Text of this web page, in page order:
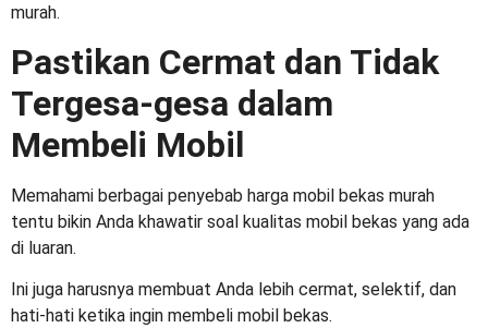
murah.
Pastikan Cermat dan Tidak
Tergesa-gesa dalam
Membeli Mobil
Memahami berbagai penyebab harga mobil bekas murah
tentu bikin Anda khawatir soal kualitas mobil bekas yang ada
di luaran.
Ini juga harusnya membuat Anda lebih cermat, selektif, dan
hati-hati ketika ingin membeli mobil bekas.